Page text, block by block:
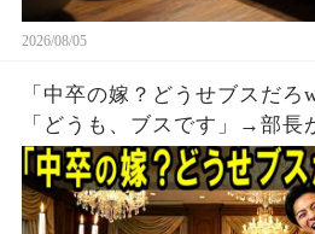
2026/08/05
「中卒の嫁？どうせブスだろ
「どうも、ブスです」→部長